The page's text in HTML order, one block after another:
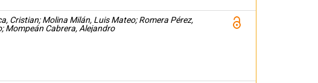
Cristian; Molina Milán, Luis Mateo; Romera Pérez,
Mompeán Cabrera, Alejandro